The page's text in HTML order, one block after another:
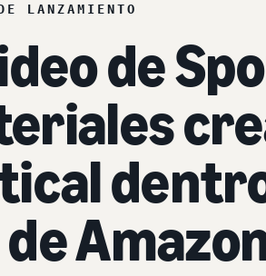
LANZAMIENTO
de